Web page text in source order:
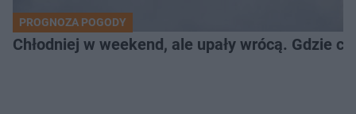
PROGNOZA POGODY
Chłodniej w weekend, ale upały wrócą. Gdzie